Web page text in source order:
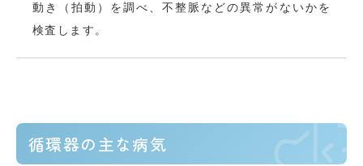
動き（拍動）を調べ、不整脈などの異常がないかを
検査します。
循環器の主な病気